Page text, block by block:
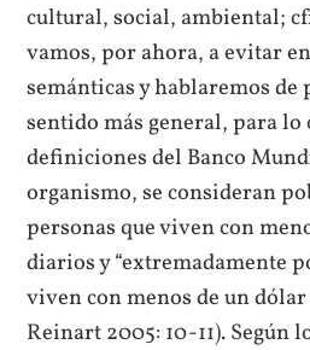
cultural, social, ambiental;
vamos, por ahora, a evitar
semánticas y hablaremos de
sentido más general, para lo
definiciones del Banco
organismo, se consideran
personas que viven con
diarios y “extremadamente
viven con menos de un
Reinart 2005: 10-11). Según